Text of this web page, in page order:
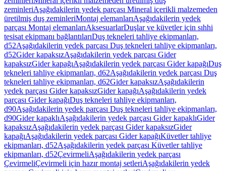
zeminleriAşağıdakilerin yedek parçası Mineral içerikli malzemeden
üretilmiş duş zeminleriMontaj elemanlarıAşağıdakilerin yedek
parçası Montaj elemanlarıAksesuarlarDuşlar ve küvetler için sıhhi
tesisat ekipmanı bağlantılarıDuş tekneleri tahliye ekipmanları,
d52Aşağıdakilerin yedek parçası Duş tekneleri tahliye ekipmanları,
d52Gider kapaksızAşağıdakilerin yedek parçası Gider
kapaksızGider kapağıAşağıdakilerin yedek parçası Gider kapağıDuş
tekneleri tahliye ekipmanları, d62Aşağıdakilerin yedek parçası Duş
tekneleri tahliye ekipmanları, d62Gider kapaksızAşağıdakilerin
yedek parçası Gider kapaksızGider kapağıAşağıdakilerin yedek
parçası Gider kapağıDuş tekneleri tahliye ekipmanları,
d90Aşağıdakilerin yedek parçası Duş tekneleri tahliye ekipmanları,
d90Gider kapaklıAşağıdakilerin yedek parçası Gider kapaklıGider
kapaksızAşağıdakilerin yedek parçası Gider kapaksızGider
kapağıAşağıdakilerin yedek parçası Gider kapağıKüvetler tahliye
ekipmanları, d52Aşağıdakilerin yedek parçası Küvetler tahliye
ekipmanları, d52ÇevirmeliAşağıdakilerin yedek parçası
ÇevirmeliÇevirmeli için hazır montaj setleriAşağıdakilerin yedek